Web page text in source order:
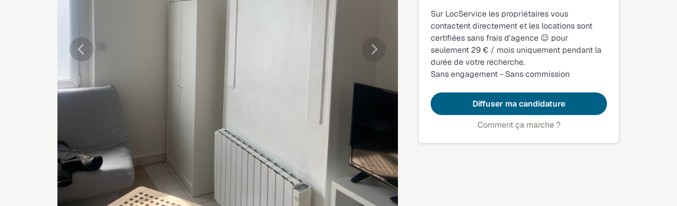
Précédente Suivante
Sur LocService les propriétaires vous
contactent directement et les locations sont
certifiées sans frais d'agence 😉 pour
seulement 29 € / mois uniquement pendant la
durée de votre recherche.
Sans engagement - Sans commission
Diffuser ma candidature
Comment ça marche ?